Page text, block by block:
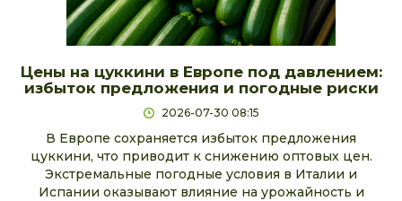
Цены на цуккини в Европе под давлением:
избыток предложения и погодные риски
2026-07-30 08:15
В Европе сохраняется избыток предложения
цуккини, что приводит к снижению оптовых цен.
Экстремальные погодные условия в Италии и
Испании оказывают влияние на урожайность и